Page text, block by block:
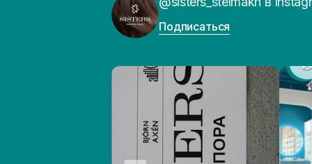
Подписаться